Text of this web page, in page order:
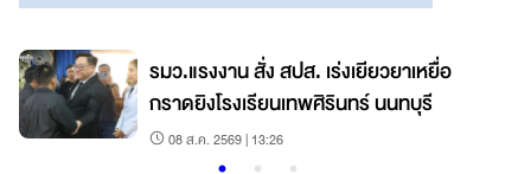
รมว.แรงงาน สั่ง สปส. เร่งเยียวยาเหยื่อ
กราดยิงโรงเรียนเทพศิรินทร์ นนทบุรี
08 ส.ค. 2569 | 13:26